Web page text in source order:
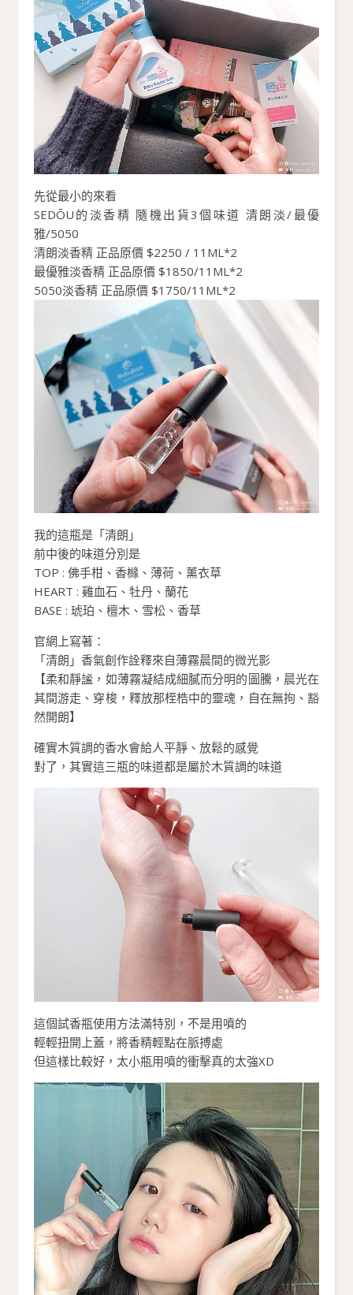
先從最小的來看
SEDŌU的淡香精 隨機出貨3個味道 清朗淡/最優
雅/5050
清朗淡香精 正品原價 $2250 / 11ML*2
最優雅淡香精 正品原價 $1850/11ML*2
5050淡香精 正品原價 $1750/11ML*2
我的這瓶是「清朗」
前中後的味道分別是
TOP : 佛手柑、香櫞、薄荷、薰衣草
HEART : 雞血石、牡丹、蘭花
BASE : 琥珀、檀木、雪松、香草
官網上寫著：
「清朗」香氣創作詮釋來自薄霧晨間的微光影
【柔和靜謐，如薄霧凝結成細膩而分明的圖騰，晨光在
其間游走、穿梭，釋放那桎梏中的靈魂，自在無拘、豁
然開朗】
確實木質調的香水會給人平靜、放鬆的感覺
對了，其實這三瓶的味道都是屬於木質調的味道
這個試香瓶使用方法滿特別，不是用噴的
輕輕扭開上蓋，將香精輕點在脈搏處
但這樣比較好，太小瓶用噴的衝擊真的太強XD